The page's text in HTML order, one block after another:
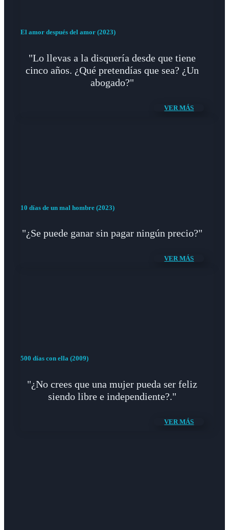
El amor después del amor (2023)
"Lo llevas a la disquería desde que tiene
cinco años. ¿Qué pretendías que sea? ¿Un
abogado?"
VER MÁS
10 días de un mal hombre (2023)
"¿Se puede ganar sin pagar ningún precio?"
VER MÁS
500 días con ella (2009)
"¿No crees que una mujer pueda ser feliz
siendo libre e independiente?."
VER MÁS